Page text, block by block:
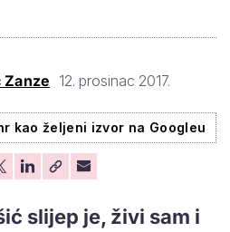
Zanze 12. prosinac 2017.
kao željeni izvor na Googleu
slijep je, živi sam i